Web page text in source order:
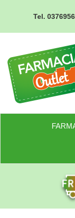
principale
Tel.
Outlet